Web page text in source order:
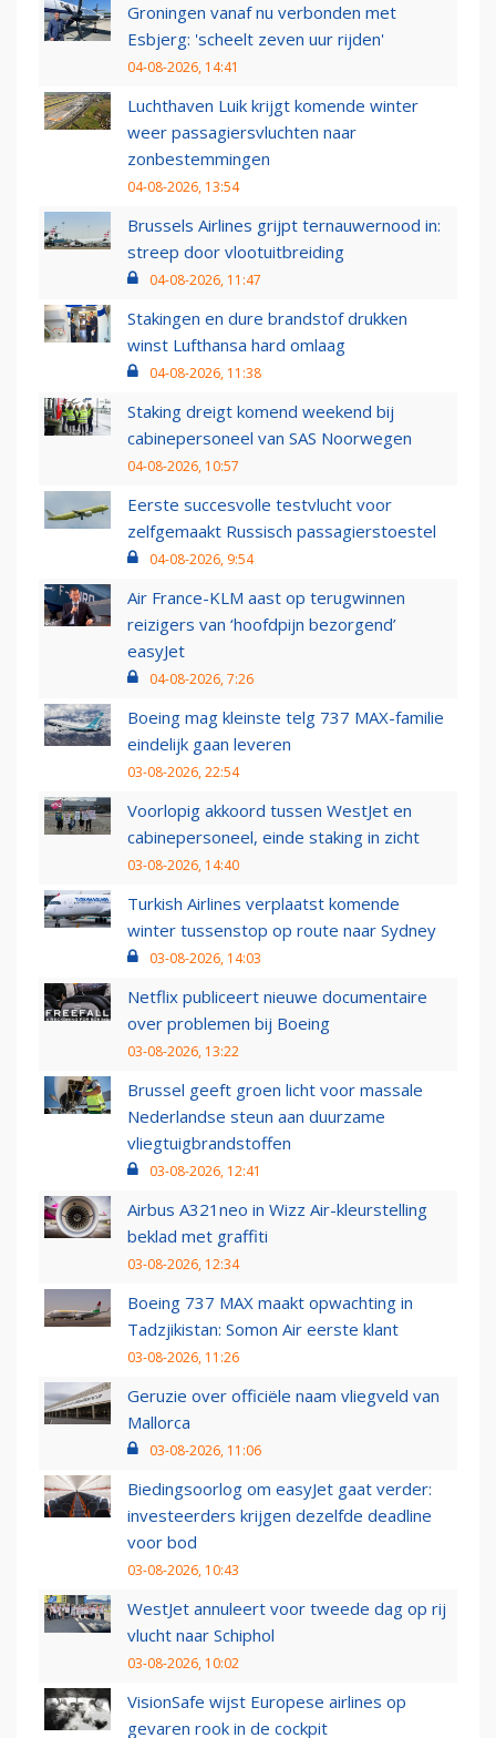
Groningen vanaf nu verbonden met
Esbjerg: 'scheelt zeven uur rijden'
04-08-2026, 14:41
Luchthaven Luik krijgt komende winter
weer passagiersvluchten naar
zonbestemmingen
04-08-2026, 13:54
Brussels Airlines grijpt ternauwernood in:
streep door vlootuitbreiding
04-08-2026, 11:47
Stakingen en dure brandstof drukken
winst Lufthansa hard omlaag
04-08-2026, 11:38
Staking dreigt komend weekend bij
cabinepersoneel van SAS Noorwegen
04-08-2026, 10:57
Eerste succesvolle testvlucht voor
zelfgemaakt Russisch passagierstoestel
04-08-2026, 9:54
Air France-KLM aast op terugwinnen
reizigers van ‘hoofdpijn bezorgend’
easyJet
04-08-2026, 7:26
Boeing mag kleinste telg 737 MAX-familie
eindelijk gaan leveren
03-08-2026, 22:54
Voorlopig akkoord tussen WestJet en
cabinepersoneel, einde staking in zicht
03-08-2026, 14:40
Turkish Airlines verplaatst komende
winter tussenstop op route naar Sydney
03-08-2026, 14:03
Netflix publiceert nieuwe documentaire
over problemen bij Boeing
03-08-2026, 13:22
Brussel geeft groen licht voor massale
Nederlandse steun aan duurzame
vliegtuigbrandstoffen
03-08-2026, 12:41
Airbus A321neo in Wizz Air-kleurstelling
beklad met graffiti
03-08-2026, 12:34
Boeing 737 MAX maakt opwachting in
Tadzjikistan: Somon Air eerste klant
03-08-2026, 11:26
Geruzie over officiële naam vliegveld van
Mallorca
03-08-2026, 11:06
Biedingsoorlog om easyJet gaat verder:
investeerders krijgen dezelfde deadline
voor bod
03-08-2026, 10:43
WestJet annuleert voor tweede dag op rij
vlucht naar Schiphol
03-08-2026, 10:02
VisionSafe wijst Europese airlines op
gevaren rook in de cockpit